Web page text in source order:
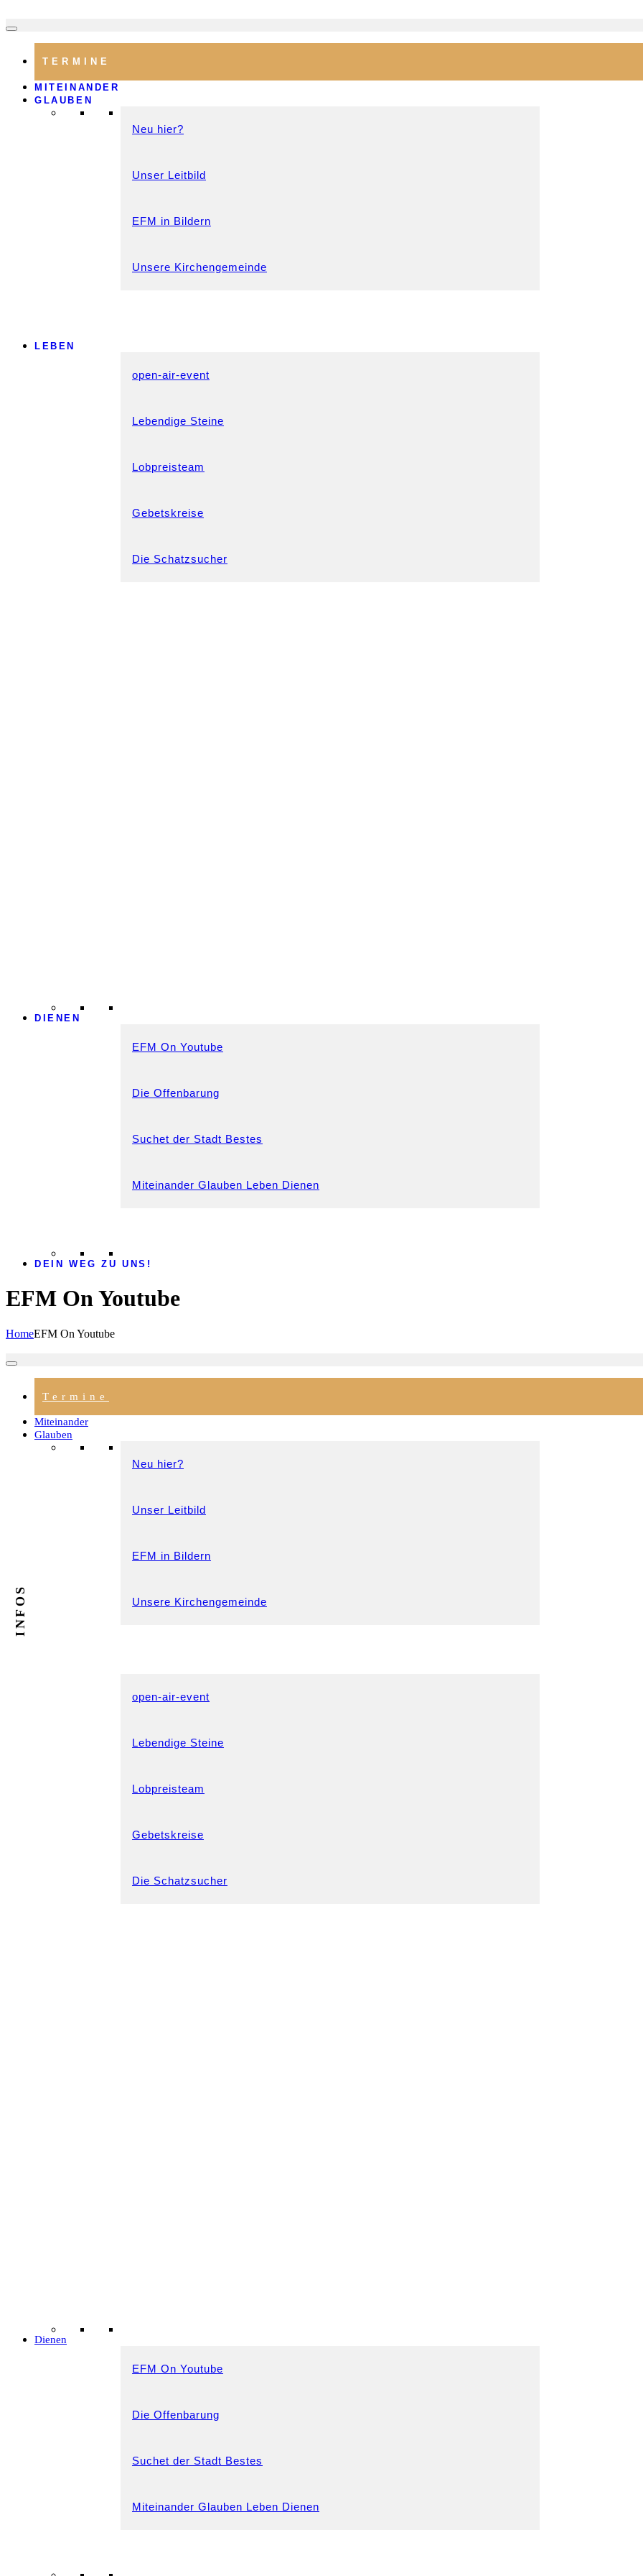
TERMINE
MITEINANDER
GLAUBEN
Neu hier?
Unser Leitbild
EFM in Bildern
Unsere Kirchengemeinde
LEBEN
open-air-event
Lebendige Steine
Lobpreisteam
Gebetskreise
Die Schatzsucher
DIENEN
EFM On Youtube
Die Offenbarung
Suchet der Stadt Bestes
Miteinander Glauben Leben Dienen
DEIN WEG ZU UNS!
EFM On Youtube
HomeEFM On Youtube
Termine
Miteinander
Glauben
Neu hier?
Unser Leitbild
EFM in Bildern
Unsere Kirchengemeinde
open-air-event
Lebendige Steine
Lobpreisteam
Gebetskreise
Die Schatzsucher
Dienen
EFM On Youtube
Die Offenbarung
Suchet der Stadt Bestes
Miteinander Glauben Leben Dienen
INFOS